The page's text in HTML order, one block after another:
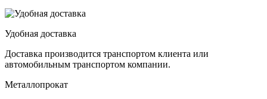
Удобная доставка
Доставка производится транспортом клиента или
автомобильным транспортом компании.
Металлопрокат